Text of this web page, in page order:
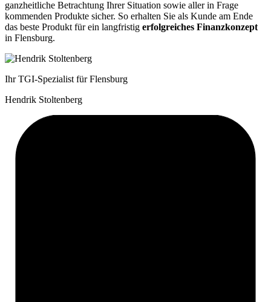
ganzheitliche Betrachtung Ihrer Situation sowie aller in Frage
kommenden Produkte sicher. So erhalten Sie als Kunde am Ende
das beste Produkt für ein langfristig erfolgreiches Finanzkonzept
in Flensburg.
Ihr TGI-Spezialist für Flensburg
Hendrik Stoltenberg